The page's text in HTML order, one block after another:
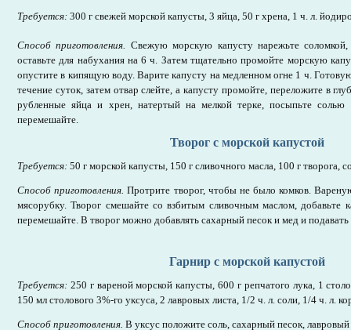
Требуется: 300 г свежей морской капусты, 3 яйца, 50 г хрена, 1 ч. л.
Способ приготовления. Свежую морскую капусту нарежьте
оставьте для набухания на 6 ч. Затем тщательно промойте морскую
опустите в кипящую воду. Варите капусту на медленном огне 1 ч.
течение суток, затем отвар слейте, а капусту промойте, переложите в
рубленные яйца и хрен, натертый на мелкой терке, посыпьте солью
перемешайте.
Творог с морской капустой
Требуется: 50 г морской капусты, 150 г сливочного масла, 100 г творога,
Способ приготовления.Протрите творог, чтобы не было комков.
мясорубку. Творог смешайте со взбитым сливочным маслом, добавьте
перемешайте. В творог можно добавлять сахарный песок и мед и подавать
Гарнир с морской капустой
Требуется: 250 г вареной морской капусты, 600 г репчатого лука, 1
150 мл столового 3%-го уксуса, 2 лавровых листа, 1/2 ч. л. соли, 1/4 ч. л.
Способ приготовления. В уксус положите соль, сахарный песок, лавровый